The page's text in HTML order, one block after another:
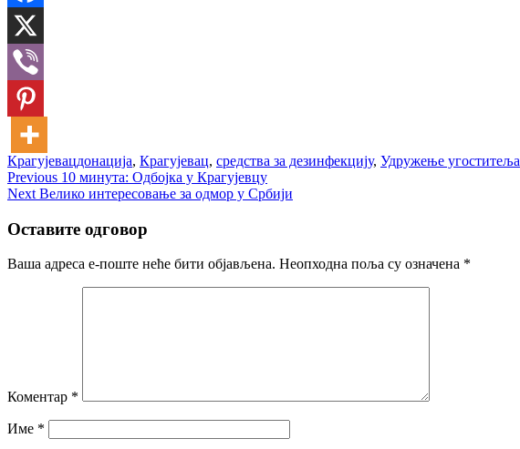
Крагујевацдонација, Крагујевац, средства за дезинфекцију, Удружење угоститеља
Кретање
чланка
Previous Previous
post:
10 минута: Одбојка у Крагујевцу
Next Next
Велико интересовање за одмор у Србији
Оставите одговор
Ваша адреса е-поште неће бити објављена. Неопходна поља су означена *
Коментар *
Име *